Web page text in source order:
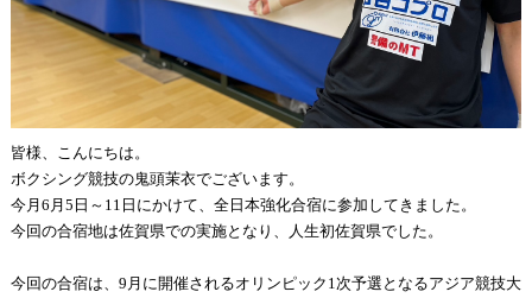
皆様、こんにちは。
ボクシング競技の鬼頭茉衣でございます。
今月6月5日～11日にかけて、全日本強化合宿に参加してきました。
今回の合宿地は佐賀県での実施となり、人生初佐賀県でした。
今回の合宿は、9月に開催されるオリンピック1次予選となるアジア競技大